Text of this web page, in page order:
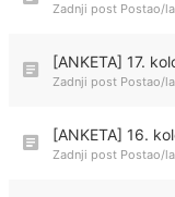
Zadnji post Postao/la
[ANKETA] 17.
Zadnji post Postao/la
[ANKETA] 16.
Zadnji post Postao/la